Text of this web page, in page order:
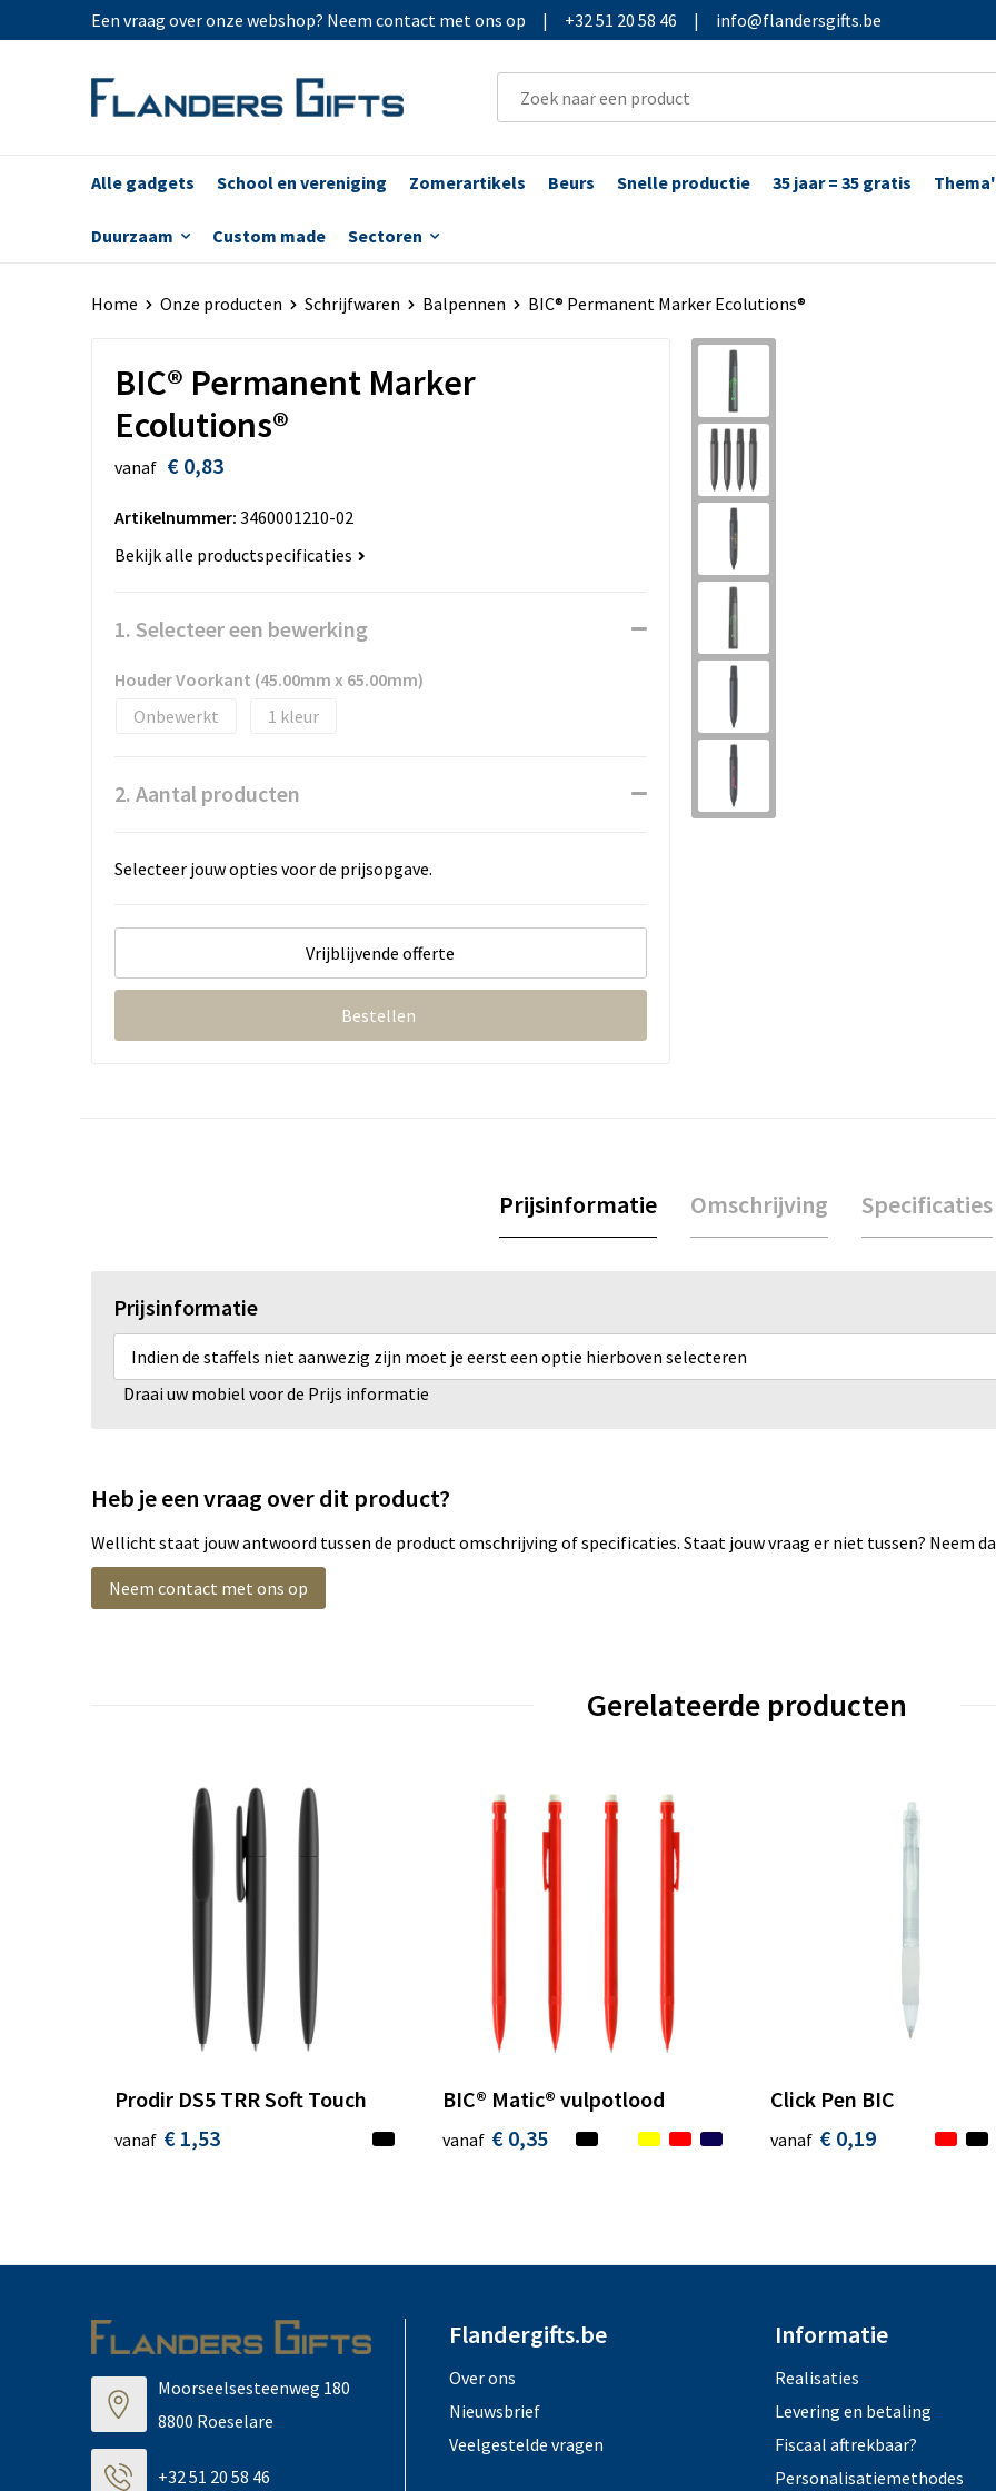
Een vraag over onze webshop? Neem contact met ons op | +32 51 20 58 46 | info@flandersgifts.be
Alle gadgets School en vereniging Zomerartikels Beurs Snelle productie 35 jaar = 35 gratis
Duurzaam Custom made Sectoren
Home Onze producten Schrijfwaren Balpennen BIC® Permanent Marker Ecolutions®
BIC® Permanent Marker
Ecolutions®
vanaf € 0,83
Artikelnummer: 3460001210-02
Bekijk alle productspecificaties
1. Selecteer een bewerking
Houder Voorkant (45.00mm x 65.00mm)
Onbewerkt
1
2. Aantal producten
Selecteer jouw opties voor de prijsopgave.
Vrijblijvende offerte
Bestellen
Prijsinformatie Omschrijving Specificaties
Prijsinformatie
Indien de staffels niet aanwezig zijn moet je eerst een optie hierboven selecteren
Draai uw mobiel voor de Prijs informatie
Heb je een vraag over dit product?
Wellicht staat jouw antwoord tussen de product omschrijving of specificaties. Staat jouw vraag er niet tussen? Neem
Neem contact met ons op
Gerelateerde producten
Prodir DS5 TRR Soft Touch
vanaf € 1,53
BIC® Matic® vulpotlood
vanaf € 0,35
Click Pen BIC
vanaf € 0,19
Moorseelsesteenweg 180
8800 Roeselare
+32 51 20 58 46
Flandergifts.be
Over ons
Nieuwsbrief
Veelgestelde vragen
Informatie
Realisaties
Levering en betaling
Fiscaal aftrekbaar?
Personalisatiemethodes